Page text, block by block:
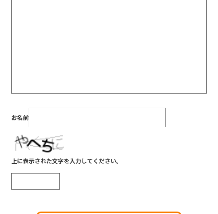
お名前
上に表示された文字を入力してください。